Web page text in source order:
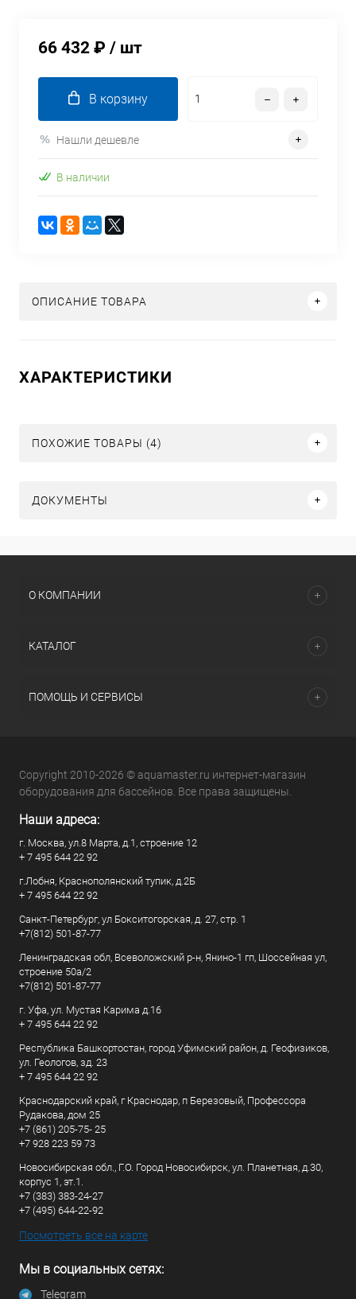
66 432 ₽ / шт
В корзину
Нашли дешевле
В наличии
ОПИСАНИЕ ТОВАРА
ХАРАКТЕРИСТИКИ
ПОХОЖИЕ ТОВАРЫ (4)
ДОКУМЕНТЫ
О КОМПАНИИ
КАТАЛОГ
ПОМОЩЬ И СЕРВИСЫ
Copyright 2010-2026 © aquamaster.ru интернет-магазин
оборудования для бассейнов. Все права защищены.
Наши адреса:
г. Москва, ул.8 Марта, д.1, строение 12
+ 7 495 644 22 92
г.Лобня, Краснополянский тупик, д.2Б
+ 7 495 644 22 92
Санкт-Петербург, ул Бокситогорская, д. 27, стр. 1
+7(812) 501-87-77
Ленинградская обл, Всеволожский р-н, Янино-1 гп, Шоссейная ул,
строение 50а/2
+7(812) 501-87-77
г. Уфа, ул. Мустая Карима д.16
+ 7 495 644 22 92
Республика Башкортостан, город Уфимский район, д. Геофизиков,
ул. Геологов, зд. 23
+ 7 495 644 22 92
Краснодарский край, г Краснодар, п Березовый, Профессора
Рудакова, дом 25
+7 (861) 205-75- 25
+7 928 223 59 73
Новосибирская обл., Г.О. Город Новосибирск, ул. Планетная, д.30,
корпус 1, эт.1.
+7 (383) 383-24-27
+7 (495) 644-22-92
Посмотреть все на карте
Мы в социальных сетях:
Telegram